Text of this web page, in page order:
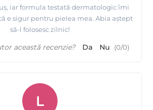
iar formula testată dermatologic îmi
e sigur pentru pielea mea. Abia aștept
să-l folosesc zilnic!
această recenzie? Da Nu (0/0)
L